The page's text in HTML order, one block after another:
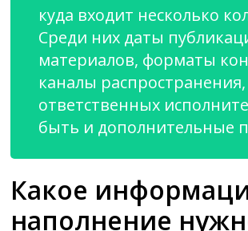
куда входит несколько
Среди них даты
материалов, форматы
каналы
ответственных
быть и дополнительные
Какое
наполнение